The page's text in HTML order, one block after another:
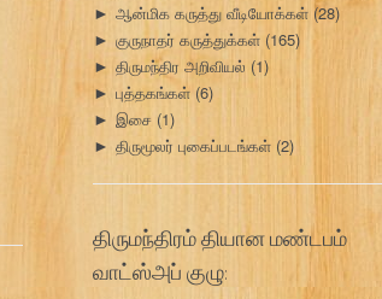
► ஆன்மிக கருத்து வீடியோக்கள் (28)
► குருநாதர் கருத்துக்கள் (165)
► திருமந்திர அறிவியல் (1)
► புத்தகங்கள் (6)
► இசை (1)
► திருமூலர் புகைப்படங்கள் (2)
திருமந்திரம் தியான மண்டபம்
வாட்ஸ்அப் குழு: